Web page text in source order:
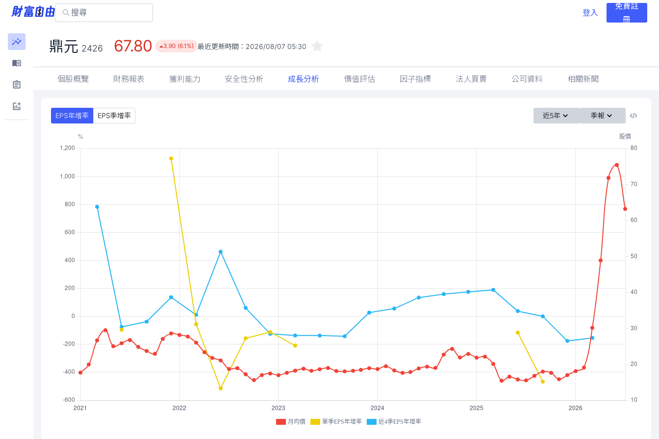
登入
免費註
冊
鼎元 2426 67.80 3.90 (6.1%) 最近更新時間： 2026/08/07 05:30
個股概覽 財務報表 獲利能力 安全性分析 成長分析 價值評估 因子指標 法人買賣 公司資料 相關新聞
EPS年增率 EPS季增率 近5年 季報
月均價 單季EPS年增率 近4季EPS年增率